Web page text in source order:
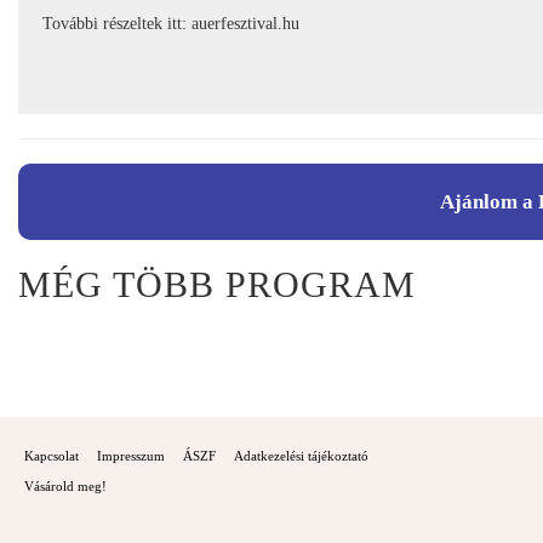
További részeltek itt: auerfesztival.hu
Ajánlom a
MÉG TÖBB PROGRAM
Kapcsolat Impresszum ÁSZF Adatkezelési tájékoztató
Vásárold meg!